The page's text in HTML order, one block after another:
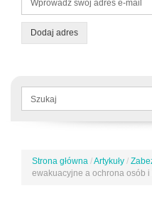
Dodaj adres
Formularz
Jesteś
tutaj
Strona główna /Artykuły /
ewakuacyjne a ochrona osób